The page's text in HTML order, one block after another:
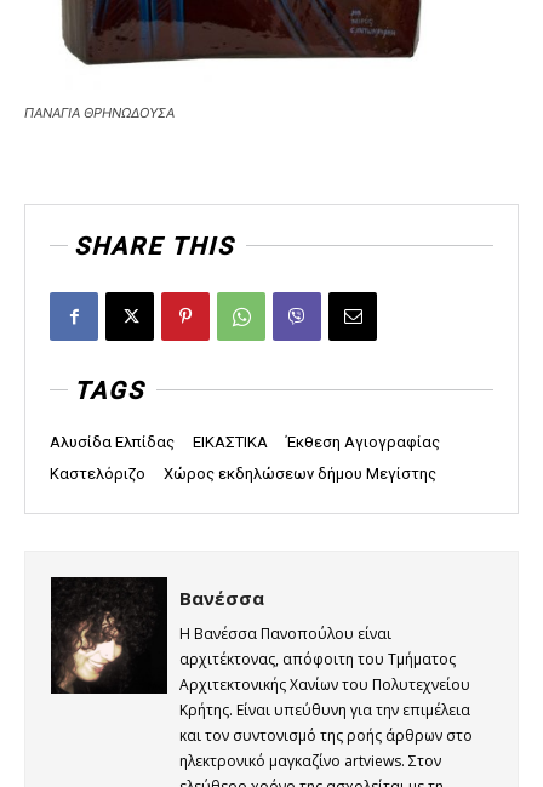
ΠΑΝΑΓΙΑ ΘΡΗΝΩΔΟΥΣΑ
SHARE THIS
TAGS
Αλυσίδα Ελπίδας ΕΙΚΑΣΤΙΚΑ
Έκθεση Αγιογραφίας
Καστελόριζο
Χώρος εκδηλώσεων δήμου Μεγίστης
Βανέσσα
Η Βανέσσα Πανοπούλου είναι
αρχιτέκτονας, απόφοιτη του Τμήματος
Αρχιτεκτονικής Χανίων του Πολυτεχνείου
Κρήτης. Είναι υπεύθυνη για την επιμέλεια
και τον συντονισμό της ροής άρθρων στο
ηλεκτρονικό μαγκαζίνο artviews. Στον